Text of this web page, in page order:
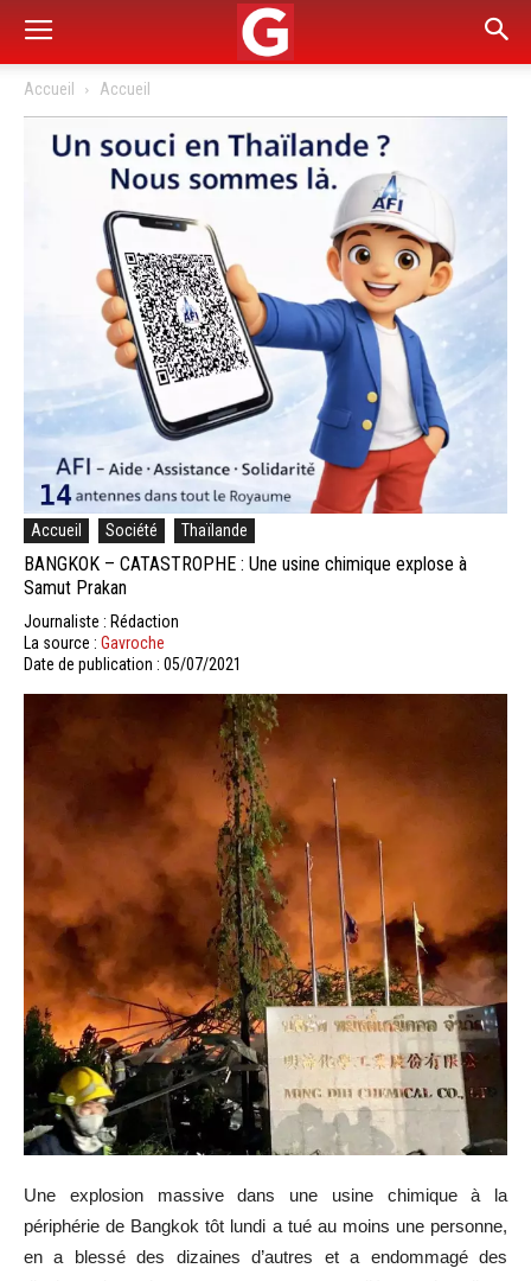
Accueil Accueil
Accueil Société Thaïlande
BANGKOK – CATASTROPHE : Une usine chimique explose à
Samut Prakan
Journaliste : Rédaction
La source : Gavroche
Date de publication : 05/07/2021
Une explosion massive dans une usine chimique à la
périphérie de Bangkok tôt lundi a tué au moins une personne,
en a blessé des dizaines d’autres et a endommagé des